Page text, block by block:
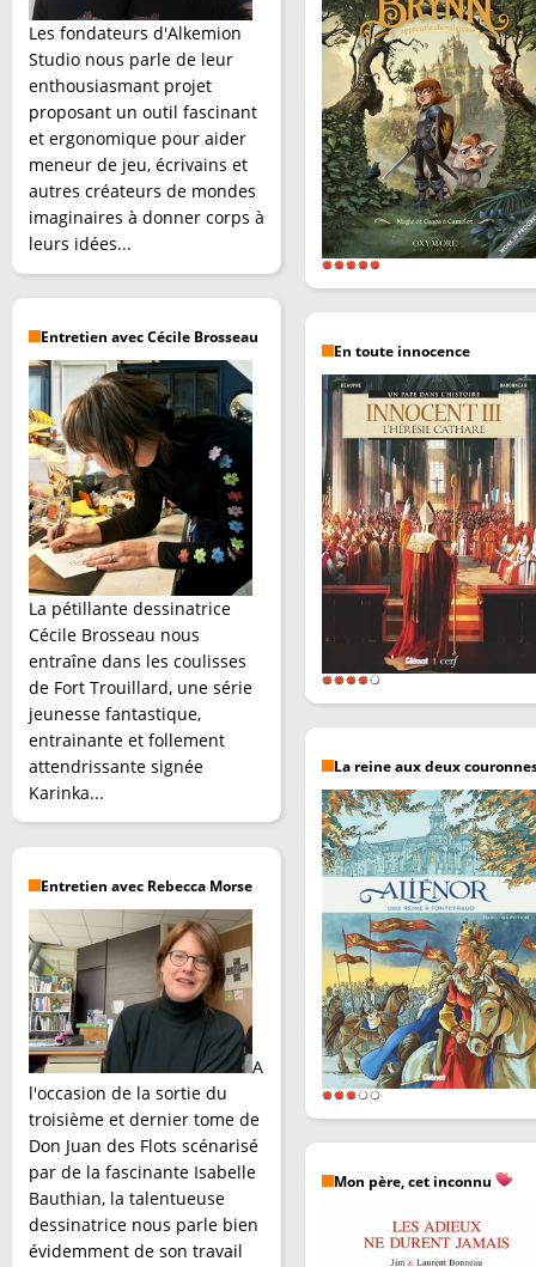
Les fondateurs d'Alkemion
Studio nous parle de leur
enthousiasmant projet
proposant un outil fascinant
et ergonomique pour aider
meneur de jeu, écrivains et
autres créateurs de mondes
imaginaires à donner corps à
leurs idées...
Entretien avec Cécile Brosseau
La pétillante dessinatrice
Cécile Brosseau nous
entraîne dans les coulisses
de Fort Trouillard, une série
jeunesse fantastique,
entrainante et follement
attendrissante signée
Karinka...
Entretien avec Rebecca Morse
A
l'occasion de la sortie du
troisième et dernier tome de
Don Juan des Flots scénarisé
par de la fascinante Isabelle
Bauthian, la talentueuse
dessinatrice nous parle bien
évidemment de son travail
En toute innocence
La reine aux deux
Mon père, cet inconnu